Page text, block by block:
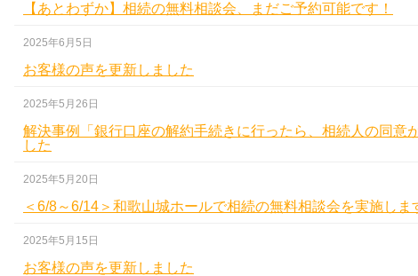
【あとわずか】相続の無料相談会、まだご予約可能です！
2025年6月5日
お客様の声を更新しました
2025年5月26日
解決事例「銀行口座の解約手続きに行ったら、相続人の同意
した
2025年5月20日
＜6/8～6/14＞和歌山城ホールで相続の無料相談会を実施しま
2025年5月15日
お客様の声を更新しました